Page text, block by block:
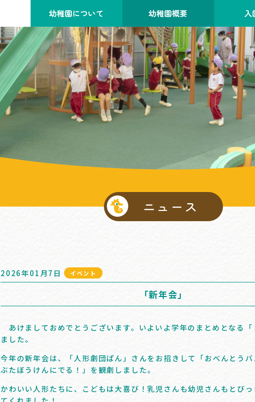
幼稚園について 幼稚園概要 入
ニュース
2026年01月7日 イベント
「新年会」
あけましておめでとうございます。いよいよ学年のまとめとなる「
ました。
今年の新年会は、「人形劇団ぱん」さんをお招きして「おべんとうバ
ぶたぼうけんにでる！」を観劇しました。
かわいい人形たちに、こどもは大喜び！乳児さんも幼児さんもとび